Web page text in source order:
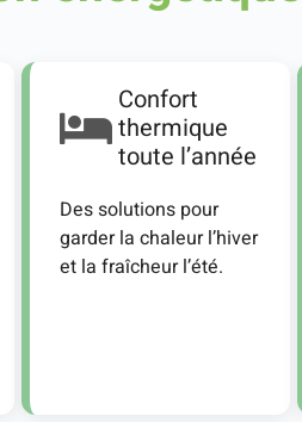
Confort
thermique
toute l’année
Des solutions pour
garder la chaleur l’hiver
et la fraîcheur l’été.